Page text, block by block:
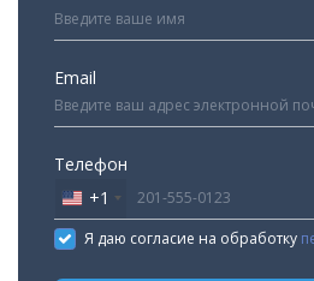
Email
Телефон
United
States
+1
+1
Я даю согласие на обработку